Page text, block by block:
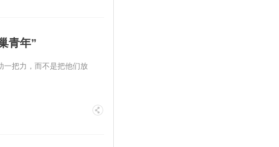
青年”
一把力，而不是把他们放